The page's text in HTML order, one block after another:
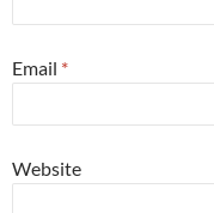
Email *
Website